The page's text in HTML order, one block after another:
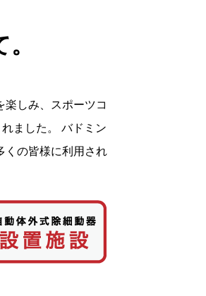
しみ、スポーツコ
ました。 バドミン
くの皆様に利用され